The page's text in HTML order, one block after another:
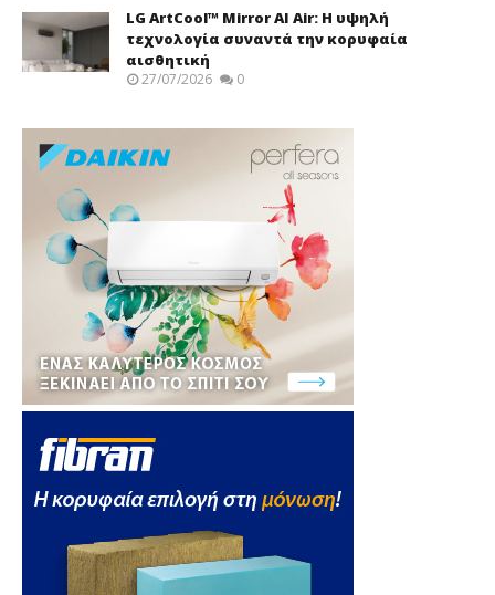
LG ArtCool™ Mirror AI Air: Η υψηλή
τεχνολογία συναντά την κορυφαία
αισθητική
27/07/2026 0